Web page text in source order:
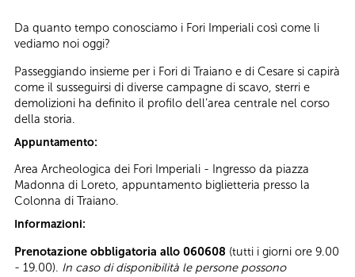
Da quanto tempo conosciamo i Fori Imperiali così come li
vediamo noi oggi?
Passeggiando insieme per i Fori di Traiano e di Cesare si capirà
come il susseguirsi di diverse campagne di scavo, sterri e
demolizioni ha definito il profilo dell’area centrale nel corso
della storia.
Appuntamento:
Area Archeologica dei Fori Imperiali - Ingresso da piazza
Madonna di Loreto, appuntamento biglietteria presso la
Colonna di Traiano.
Informazioni:
Prenotazione obbligatoria allo 060608 (tutti i giorni ore 9.00
- 19.00). In caso di disponibilità le persone possono